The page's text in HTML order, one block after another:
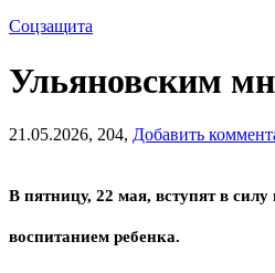
Соцзащита
Ульяновским
21.05.2026, 204, Добавить
В пятницу, 22 мая, вступят в
воспитанием ребенка.